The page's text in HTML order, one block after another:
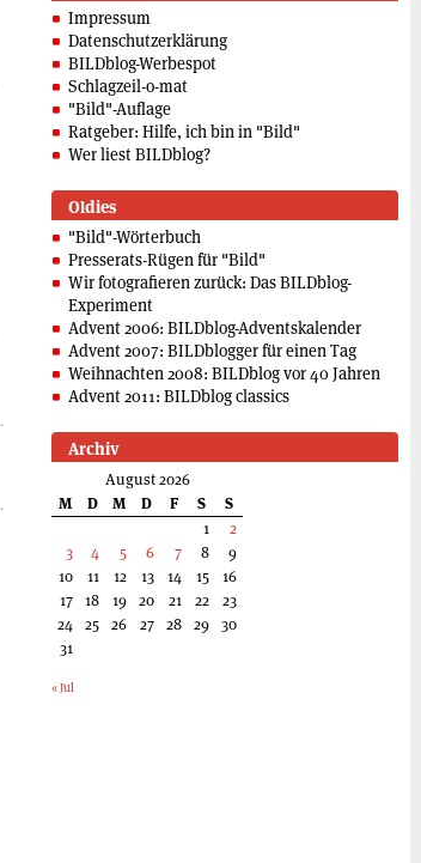
Impressum
Datenschutzerklärung
BILDblog-Werbespot
Schlagzeil-o-mat
"Bild"-Auflage
Ratgeber: Hilfe, ich bin in "Bild"
Wer liest BILDblog?
Oldies
"Bild"-Wörterbuch
Presserats-Rügen für "Bild"
Wir fotografieren zurück: Das BILDblog-
Experiment
Advent 2006: BILDblog-Adventskalender
Advent 2007: BILDblogger für einen Tag
Weihnachten 2008: BILDblog vor 40 Jahren
Advent 2011: BILDblog classics
Archiv
August 2026
M
D M D F S
S
1
2
3
4 5 6 7 8
9
10
11 12 13 14 15
16
17 18 19 20 21 22
23
24 25 26 27 28 29 30
31
« Jul